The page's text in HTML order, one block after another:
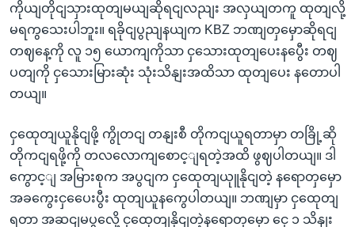
ကိုယျတိုငျသှားထုတျမယျဆိုရငျလညျး အလှယျတကူ ထုတျလို့
မရကွသေးပါဘူး။ ရခိုငျပွညျနယျက KBZ ဘဏျတှမှောဆိုရငျ
တဈနေ့ကို လူ ၁၅ ယောကျကိုသာ ငှသေားထုတျပေးနပွေီး တဈ
ပတျကို ငှသေားမြားဆုံး သုံးသိနျးအထိသာ ထုတျပေး နတောပါ
တယျ။
ငှထေုတျယူနိုငျဖို့ ကွိုတငျ တနျးစီ တိုကငျယူရတာမှာ တခြို့ဆို
တိုကငျရဖို့ကို တလလောကျစောင့ျရတဲ့အထိ ဖွဈပါတယျ။ ဒါ
ကွောင့ျ အမြားစုက အပွငျက ငှထေုတျယုူနိုငျတဲ့ နရောတှမှော
အခကွေးငှပေေးပွီး ထုတျယူနကွေပါတယျ။ ဘဏျမှာ ငှထေုတျ
ရတာ အဆငျမပွလေို့ ငှထေုတျနိုငျတဲ့နရောတှမှော ငှေ ၁ သိနျး